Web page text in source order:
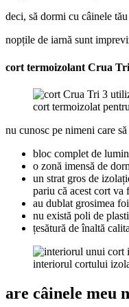
deci, să dormi cu câinele
nopțile de iarnă sunt
cort termoizolant Crua Tri
cort termoizolat
nu cunosc pe nimeni care
bloc complet de
o zonă imensă de
un strat gros de
pariu că acest cort
au dublat grosimea
nu există poli de
țesătură de înaltă
interiorul cortului
are câinele meu